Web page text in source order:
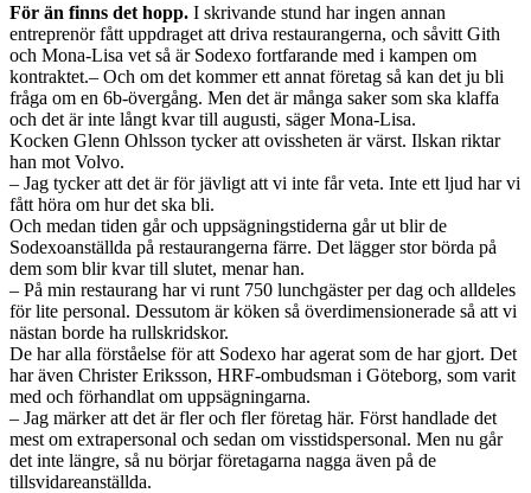
För än finns det hopp. I skrivande stund har ingen annan
entreprenör fått uppdraget att driva restaurangerna, och såvitt Gith
och Mona-Lisa vet så är Sodexo fortfarande med i kampen om
kontraktet.– Och om det kommer ett annat företag så kan det ju bli
fråga om en 6b-övergång. Men det är många ­saker som ska klaffa
och det är inte långt kvar till augusti, säger Mona-Lisa.
Kocken Glenn Ohlsson tycker att ovissheten är värst. Ilskan riktar
han mot Volvo.
– Jag tycker att det är för jävligt att vi inte får veta. Inte ett ljud har vi
fått höra om hur det ska bli.
Och medan tiden går och uppsägningstiderna går ut blir de
Sodexoanställda på restaurangerna färre. Det lägger stor börda på
dem som blir kvar till slutet, menar han.
– På min restaurang har vi runt 750 lunchgäster per dag och alldeles
för lite personal. Dessutom är köken så över­dimensionerade så att vi
nästan borde ha rullskridskor.
De har alla förståelse för att Sodexo har agerat som de har gjort. Det
har även Christer Eriksson, HRF-ombudsman i Göteborg, som varit
med och förhandlat om uppsägningarna.
– Jag märker att det är fler och fler företag här. Först handlade det
mest om extrapersonal och sedan om visstidspersonal. Men nu går
det inte längre, så nu börjar företagarna nagga även på de
tillsvidareanställda.